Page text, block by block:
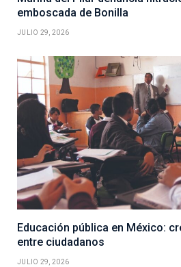
emboscada de Bonilla
JULIO 29, 2026
Educación pública en México:
entre ciudadanos
JULIO 29, 2026